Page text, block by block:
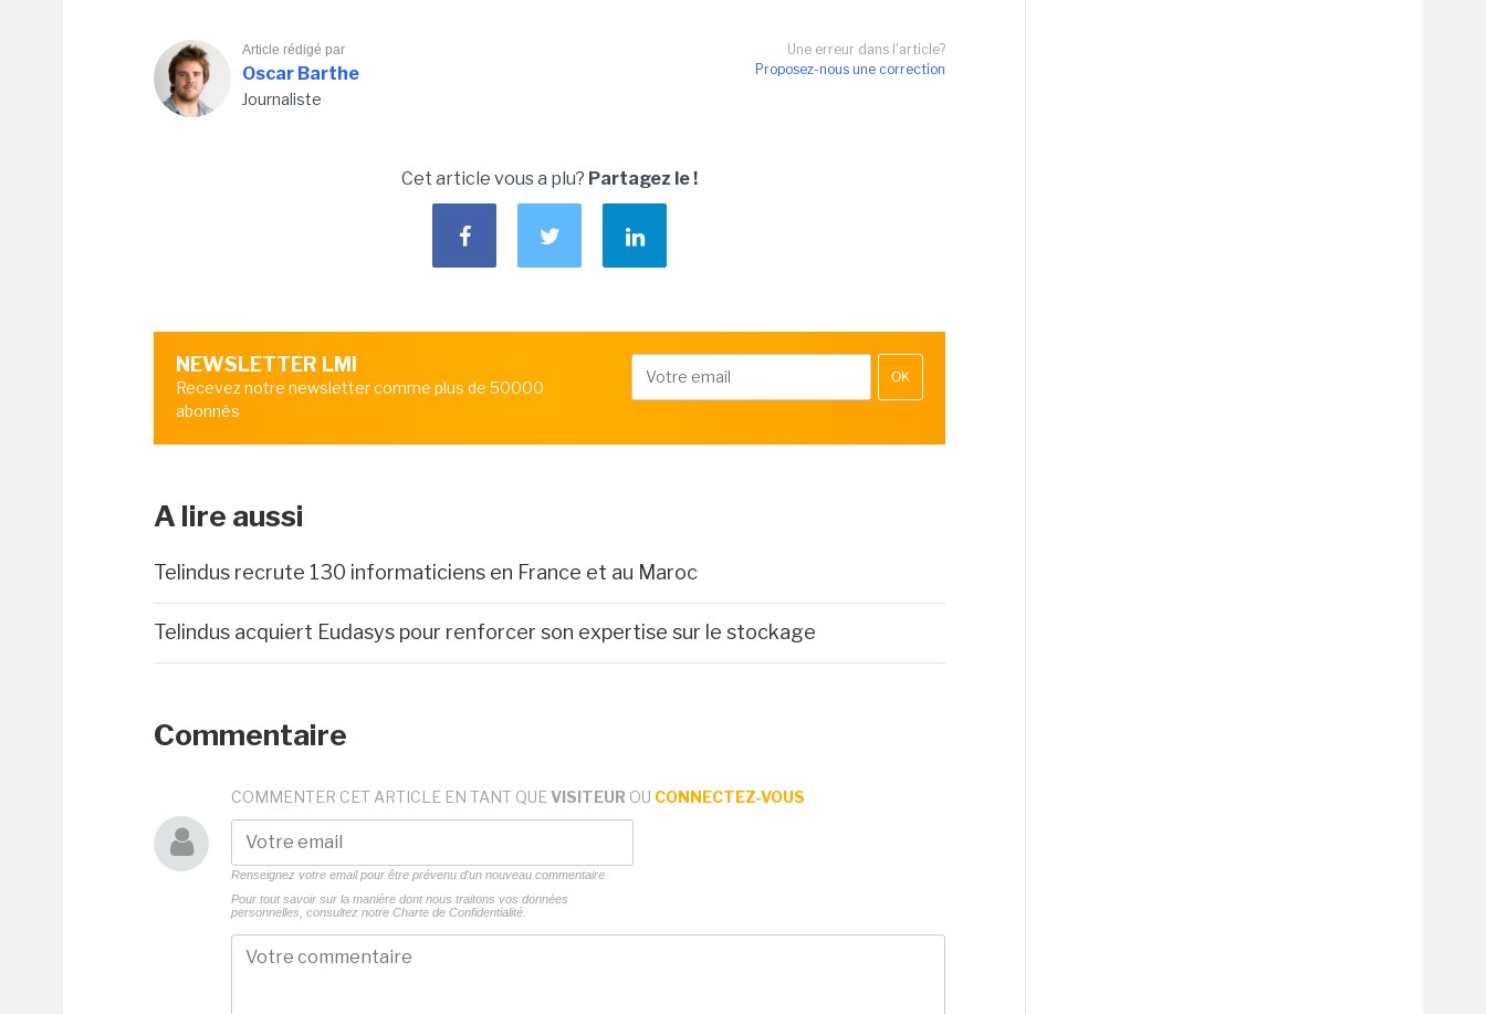
Une erreur dans l'article?
Proposez-nous une correction
Article rédigé par
Oscar Barthe
Journaliste
Cet article vous a plu? Partagez le !
NEWSLETTER LMI
Recevez notre newsletter comme plus de 50000
abonnés
OK
A lire aussi
Telindus recrute 130 informaticiens en France et au Maroc
Telindus acquiert Eudasys pour renforcer son expertise sur le stockage
Commentaire
COMMENTER CET ARTICLE EN TANT QUE VISITEUR OU CONNECTEZ-VOUS
Renseignez votre email pour être prévenu d'un nouveau commentaire
Pour tout savoir sur la manière dont nous traitons vos données
personnelles, consultez notre Charte de Confidentialité.